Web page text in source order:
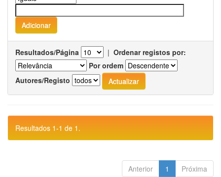
Resultados/Página | Ordenar registos por:
Por ordem
Autores/Registo
Resultados 1-1 de 1.
Anterior 1 Próxima